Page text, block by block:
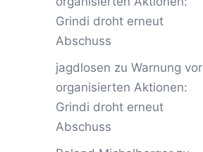
Grindi droht erneut
Abschuss
jagdlosen zu Warnung vor
organisierten Aktionen:
Grindi droht erneut
Abschuss